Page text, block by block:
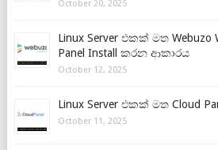
October 20, 2025
Linux Server එකක් මත Webuzo
Panel Install කරන ආකාරය
October 12, 2025
Linux Server එකක් මත Cloud
October 11, 2025